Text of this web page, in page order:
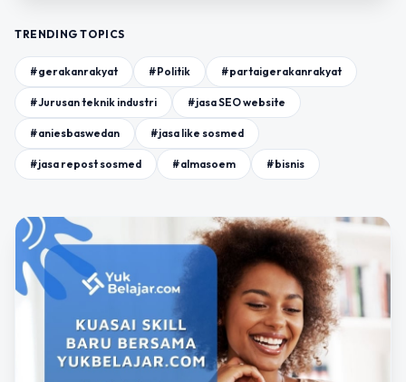
TRENDING TOPICS
#gerakanrakyat #Politik #partaigerakanrakyat
#Jurusan teknik industri #jasa SEO website
#aniesbaswedan #jasa like sosmed
#jasa repost sosmed #almasoem #bisnis